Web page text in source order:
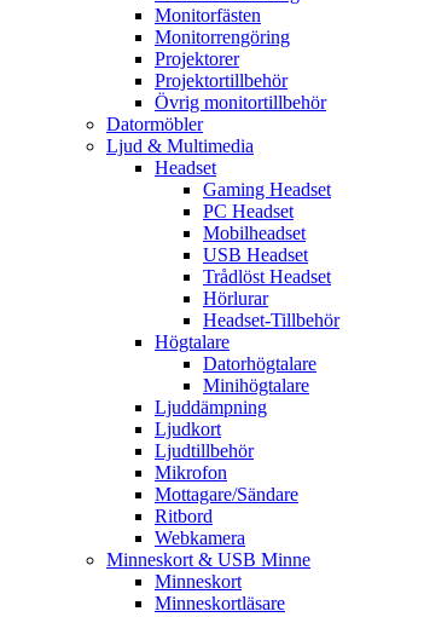
Monitorfästen
Monitorrengöring
Projektorer
Projektortillbehör
Övrig monitortillbehör
Datormöbler
Ljud & Multimedia
Headset
Gaming Headset
PC Headset
Mobilheadset
USB Headset
Trådlöst Headset
Hörlurar
Headset-Tillbehör
Högtalare
Datorhögtalare
Minihögtalare
Ljuddämpning
Ljudkort
Ljudtillbehör
Mikrofon
Mottagare/Sändare
Ritbord
Webkamera
Minneskort & USB Minne
Minneskort
Minneskortläsare